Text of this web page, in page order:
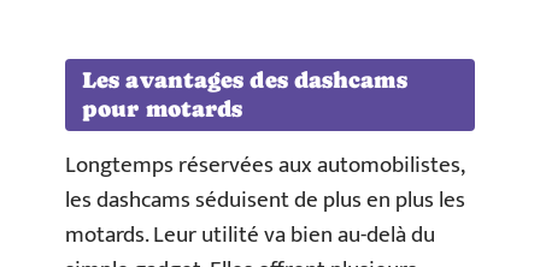
Les avantages des dashcams
pour motards
Longtemps réservées aux automobilistes,
les dashcams séduisent de plus en plus les
motards. Leur utilité va bien au-delà du